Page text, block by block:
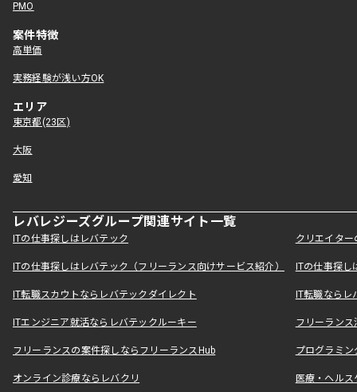
PMO
案件特徴
高単価
実務経験が浅い方OK
エリア
東京都(23区)
大阪
愛知
レバレジーズグループ関連サイト一覧
ITの仕事探しはレバテック クリエイタ
ITの仕事探しはレバテック（フリーランス向けサービス紹介） ITの仕事探
IT転職スカウトならレバテックダイレクト IT転職なら
ITエンジニア就活ならレバテックルーキー フリーラン
フリーランスの案件探しならフリーランスHub プログラミ
オンライン診療ならレバクリ 医療・ヘル